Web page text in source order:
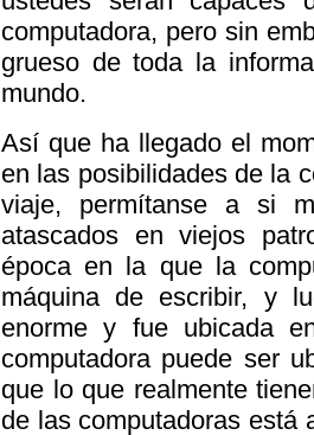
computadora, pero sin
grueso de toda la
mundo.
Así que ha llegado el
en las posibilidades de la
viaje, permítanse a si
atascados en viejos
época en la que la
máquina de escribir, y
enorme y fue ubicada
computadora puede ser
que lo que realmente
de las computadoras está